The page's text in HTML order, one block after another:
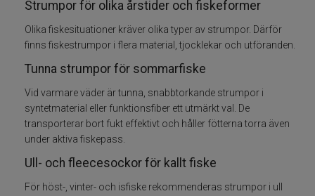
Stövlar+kängor
T-Shirt, skjortor
Vadare
Vadarpaket
Strumpor för olika årstider och fiskeformer
Olika fiskesituationer kräver olika typer av strumpor. Därför
finns fiskestrumpor i flera material, tjocklekar och utföranden.
Tunna strumpor för sommarfiske
Vid varmare väder är tunna, snabbtorkande strumpor i
syntetmaterial eller funktionsfiber ett utmärkt val. De
transporterar bort fukt effektivt och håller fötterna torra även
under aktiva fiskepass.
Ull- och fleecesockor för kallt fiske
För höst-, vinter- och isfiske rekommenderas strumpor i ull